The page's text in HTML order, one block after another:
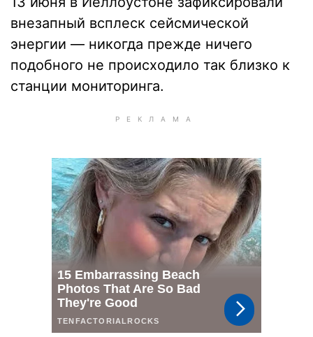
внезапный всплеск сейсмической
энергии — никогда прежде ничего
подобного не происходило так близко к
станции мониторинга.